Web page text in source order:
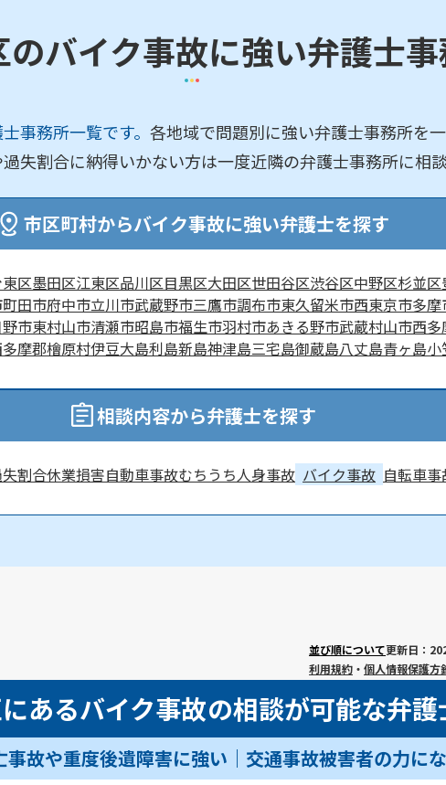
バイク事故に強い弁護士
事務所一覧です。 各地域で問題別に強い弁護士事務所を
失割合に納得いかない方は一度近隣の弁護士事務所に相談
市区町村からバイク事故に強い弁護士を探す
区墨田区江東区品川区目黒区大田区世田谷区渋谷区中野区杉並区
町田市府中市立川市武蔵野市三鷹市調布市東久留米市西東京市多摩
野市東村山市清瀬市昭島市福生市羽村市あきる野市武蔵村山市西
摩郡檜原村伊豆大島利島新島神津島三宅島御蔵島八丈島青ヶ島小
相談内容から弁護士を探す
割合休業損害自動車事故むちうち人身事故 バイク事故 自転車事
並び順について更新日：
利用規約 ・ 個人情報保護方
あるバイク事故の相談が可能な弁
事故や重度後遺障害に強い｜交通事故被害者の力に